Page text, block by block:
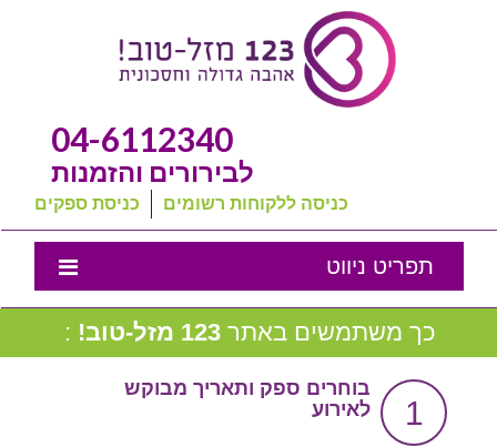
04-6112340
לבירורים והזמנות
כניסת ספקים כניסה ללקוחות רשומים
תפריט ניווט
אמנת השירות
נבחרת המומלצים שלנו
טיפים לחתונה
כך משתמשים באתר 123 מזל-טוב! :
1
בוחרים ספק ותאריך מבוקש
לאירוע